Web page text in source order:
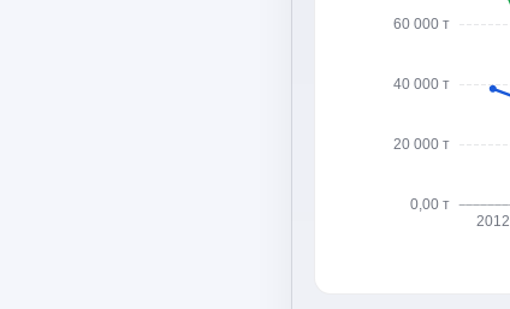
0,00 т
20 000 т
40 000 т
60 000 т
2012